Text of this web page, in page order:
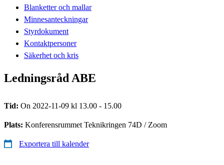
Blanketter och mallar
Minnesanteckningar
Styrdokument
Kontaktpersoner
Säkerhet och kris
Ledningsråd ABE
Tid: On 2022-11-09 kl 13.00 - 15.00
Plats: Konferensrummet Teknikringen 74D / Zoom
Exportera till kalender